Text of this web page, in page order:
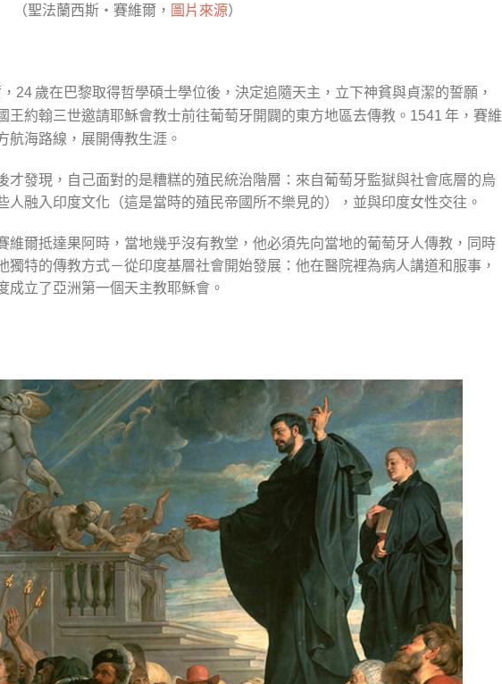
（聖法蘭西斯‧賽維爾， 圖片來源）
24 歲在巴黎取得哲學碩士學位後，決定追隨天主，立下神貧與貞潔的誓願，
約翰三世邀請耶穌會教士前往葡萄牙開闢的東方地區去傳教。 1541 年，賽維
航海路線，展開傳教生涯。
才發現，自己面對的是糟糕的殖民統治階層：來自葡萄牙監獄與社會底層的烏
融入印度文化（這是當時的殖民帝國所不樂見的），並與印度女性交往。
維爾抵達果阿時，當地幾乎沒有教堂，他必須先向當地的葡萄牙人傳教，同時
特的傳教方式－從印度基層社會開始發展：他在醫院裡為病人講道和服事，
立了亞洲第一個天主教耶穌會。